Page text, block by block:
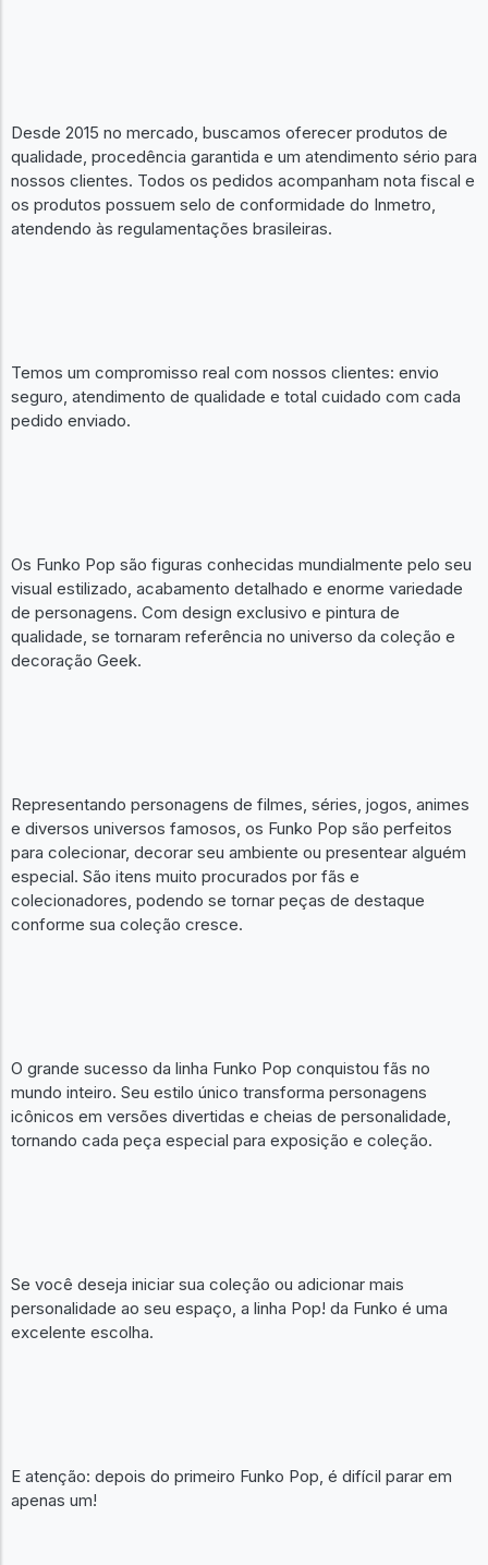
Desde 2015 no mercado, buscamos oferecer produtos de
qualidade, procedência garantida e um atendimento sério para
nossos clientes. Todos os pedidos acompanham nota fiscal e
os produtos possuem selo de conformidade do Inmetro,
atendendo às regulamentações brasileiras.
Temos um compromisso real com nossos clientes: envio
seguro, atendimento de qualidade e total cuidado com cada
pedido enviado.
Os Funko Pop são figuras conhecidas mundialmente pelo seu
visual estilizado, acabamento detalhado e enorme variedade
de personagens. Com design exclusivo e pintura de
qualidade, se tornaram referência no universo da coleção e
decoração Geek.
Representando personagens de filmes, séries, jogos, animes
e diversos universos famosos, os Funko Pop são perfeitos
para colecionar, decorar seu ambiente ou presentear alguém
especial. São itens muito procurados por fãs e
colecionadores, podendo se tornar peças de destaque
conforme sua coleção cresce.
O grande sucesso da linha Funko Pop conquistou fãs no
mundo inteiro. Seu estilo único transforma personagens
icônicos em versões divertidas e cheias de personalidade,
tornando cada peça especial para exposição e coleção.
Se você deseja iniciar sua coleção ou adicionar mais
personalidade ao seu espaço, a linha Pop! da Funko é uma
excelente escolha.
E atenção: depois do primeiro Funko Pop, é difícil parar em
apenas um!